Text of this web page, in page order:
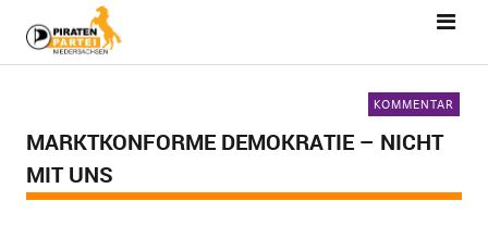
KOMMENTAR
MARKTKONFORME DEMOKRATIE – NICHT
MIT UNS